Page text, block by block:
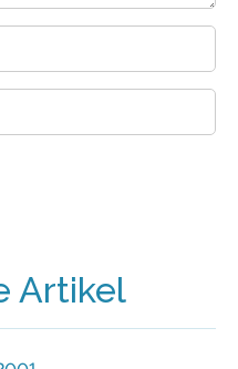
Artikel